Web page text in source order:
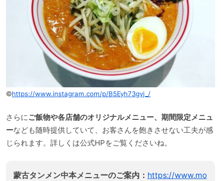
©https://www.instagram.com/p/B5Eyh73gvj_/
さらにご飯物や各店舗のオリジナルメニュー、期間限定メニュ
ーなども随時提供していて、お客さんを飽きさせない工夫が感
じられます。詳しくは公式HPをご覧くださいね。
蒙古タンメン中本メニューのご案内： https://www.mo